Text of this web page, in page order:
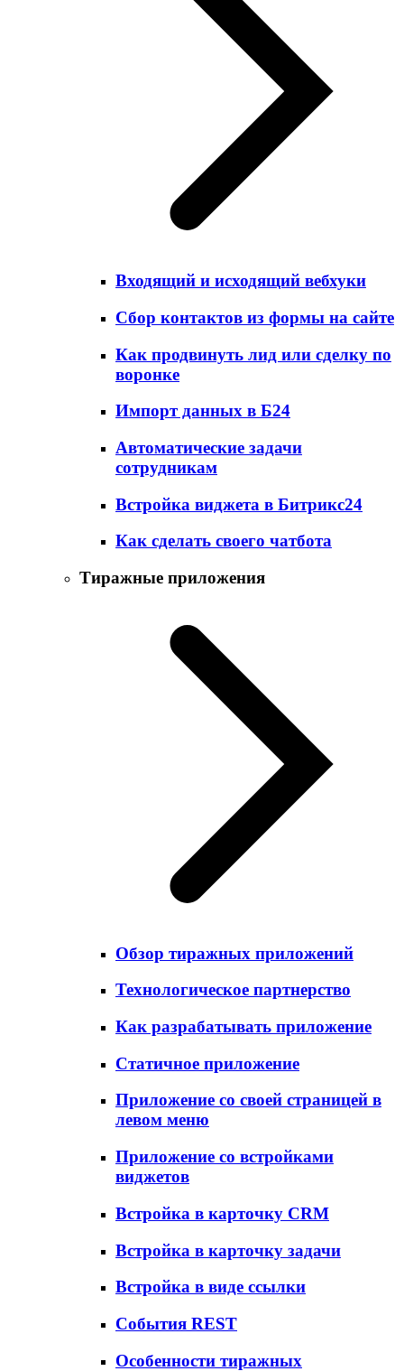
Входящий и исходящий вебхуки
Сбор контактов из формы на сайте
Как продвинуть лид или сделку по
воронке
Импорт данных в Б24
Автоматические задачи
сотрудникам
Встройка виджета в Битрикс24
Как сделать своего чатбота
Тиражные приложения
Обзор тиражных приложений
Технологическое партнерство
Как разрабатывать приложение
Статичное приложение
Приложение со своей страницей в
левом меню
Приложение со встройками
виджетов
Встройка в карточку CRM
Встройка в карточку задачи
Встройка в виде ссылки
События REST
Особенности тиражных